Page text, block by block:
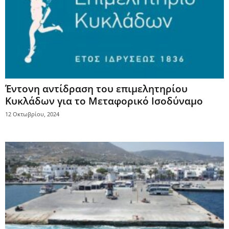
Έντονη αντίδραση του επιμελητηρίου
Κυκλάδων για το Μεταφορικό Ισοδύναμο
12 Οκτωβρίου, 2024